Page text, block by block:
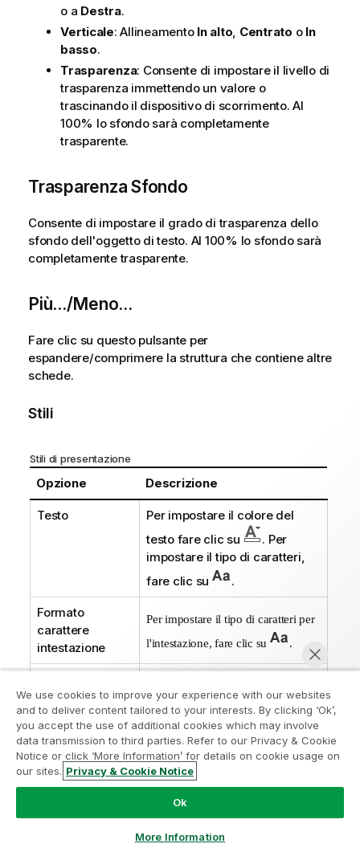
o a Destra.
Verticale: Allineamento In alto, Centrato o In
basso.
Trasparenza: Consente di impostare il livello di
trasparenza immettendo un valore o
trascinando il dispositivo di scorrimento. Al
100% lo sfondo sarà completamente
trasparente.
Trasparenza Sfondo
Consente di impostare il grado di trasparenza dello
sfondo dell'oggetto di testo. Al 100% lo sfondo sarà
completamente trasparente.
Più.../Meno...
Fare clic su questo pulsante per
espandere/comprimere la struttura che contiene altre
schede.
Stili
Stili di presentazione
Opzione Descrizione
Testo
Per impostare il colore del
testo fare clic su
. Per
impostare il tipo di caratteri,
fare clic su
.
Formato
carattere
intestazione
Per impostare il tipo di caratteri per
l'intestazione, fare clic su
.
attiva
sfondo per l'intestazione
attiva, fare clic su
. Per
impostare il colore del testo
fare clic su
.
sfondo per l'intestazione non
attiva, fare clic su
Partecipa al programma Analytics
Modernization
Modernizza senza compromettere le tue preziose app
QlikView con il programma Analytics Modernization.
clic qui
ampquestions@qlik.com
We use cookies to improve your experience with our websites
and to deliver content tailored to your interests. By clicking ‘Ok’,
you accept the use of additional cookies which may involve
data transmission to third parties. Refer to our Privacy & Cookie
Notice or click ‘More Information’ for details on cookie usage on
our sites. Privacy & Cookie Notice
Ok
More Information